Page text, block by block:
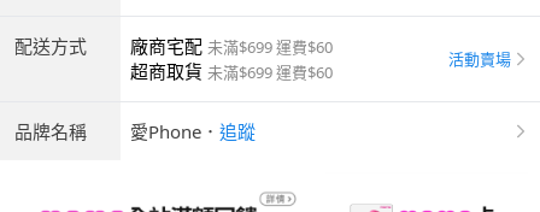
配送方式 廠商宅配 未滿$699 運費$60
超商取貨 未滿$699 運費$60
活動賣場
品牌名稱 愛Phone ． 追蹤